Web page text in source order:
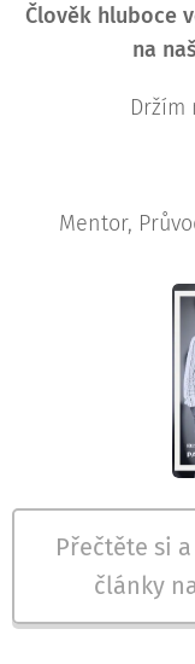
Člověk hluboce
na
Držím
Mentor,
Přečtěte si
články